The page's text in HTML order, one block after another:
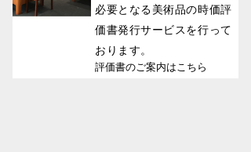
必要となる美術品の時価評
価書発行サービスを行って
おります。
評価書のご案内はこちら